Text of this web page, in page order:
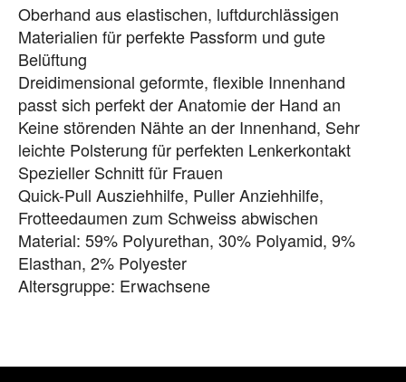
Oberhand aus elastischen, luftdurchlässigen
Materialien für perfekte Passform und gute
Belüftung
Dreidimensional geformte, flexible Innenhand
passt sich perfekt der Anatomie der Hand an
Keine störenden Nähte an der Innenhand, Sehr
leichte Polsterung für perfekten Lenkerkontakt
Spezieller Schnitt für Frauen
Quick-Pull Ausziehhilfe, Puller Anziehhilfe,
Frotteedaumen zum Schweiss abwischen
Material: 59% Polyurethan, 30% Polyamid, 9%
Elasthan, 2% Polyester
Altersgruppe: Erwachsene